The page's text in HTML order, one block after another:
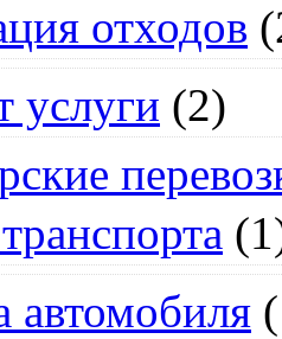
отходов
услуги (2)
автомобиля